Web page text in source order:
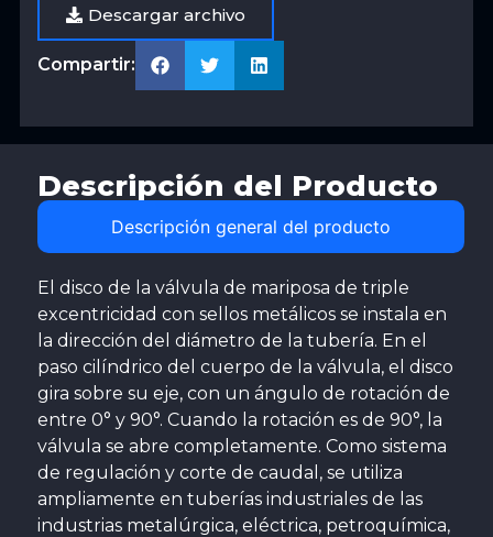
Descargar archivo
Compartir:
Descripción del Producto
Descripción general del producto
El disco de la válvula de mariposa de triple
excentricidad con sellos metálicos se instala en
la dirección del diámetro de la tubería. En el
paso cilíndrico del cuerpo de la válvula, el disco
gira sobre su eje, con un ángulo de rotación de
entre 0° y 90°. Cuando la rotación es de 90°, la
válvula se abre completamente. Como sistema
de regulación y corte de caudal, se utiliza
ampliamente en tuberías industriales de las
industrias metalúrgica, eléctrica, petroquímica,